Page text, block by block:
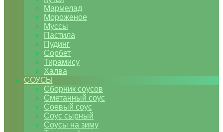
Мармелад
Мороженое
Муссы
Пастила
Пудинг
Сорбет
Тирамису
Халва
СОУСЫ
Сборник соусов
Сметанный соус
Соевый соус
Соус сырный
Соусы на зиму